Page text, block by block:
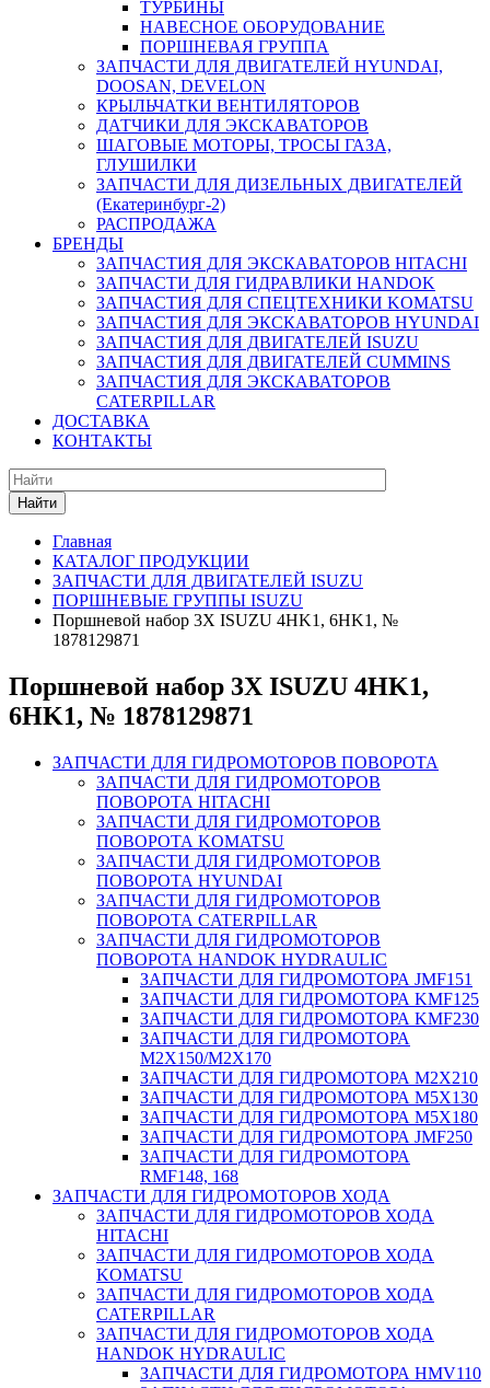
ТУРБИНЫ
НАВЕСНОЕ ОБОРУДОВАНИЕ
ПОРШНЕВАЯ ГРУППА
ЗАПЧАСТИ ДЛЯ ДВИГАТЕЛЕЙ HYUNDAI,
DOOSAN, DEVELON
КРЫЛЬЧАТКИ ВЕНТИЛЯТОРОВ
ДАТЧИКИ ДЛЯ ЭКСКАВАТОРОВ
ШАГОВЫЕ МОТОРЫ, ТРОСЫ ГАЗА,
ГЛУШИЛКИ
ЗАПЧАСТИ ДЛЯ ДИЗЕЛЬНЫХ ДВИГАТЕЛЕЙ
(Екатеринбург-2)
РАСПРОДАЖА
БРЕНДЫ
ЗАПЧАСТИЯ ДЛЯ ЭКСКАВАТОРОВ HITACHI
ЗАПЧАСТИ ДЛЯ ГИДРАВЛИКИ HANDOK
ЗАПЧАСТИЯ ДЛЯ СПЕЦТЕХНИКИ KOMATSU
ЗАПЧАСТИЯ ДЛЯ ЭКСКАВАТОРОВ HYUNDAI
ЗАПЧАСТИЯ ДЛЯ ДВИГАТЕЛЕЙ ISUZU
ЗАПЧАСТИЯ ДЛЯ ДВИГАТЕЛЕЙ CUMMINS
ЗАПЧАСТИЯ ДЛЯ ЭКСКАВАТОРОВ
CATERPILLAR
ДОСТАВКА
КОНТАКТЫ
Найти
Главная
КАТАЛОГ ПРОДУКЦИИ
ЗАПЧАСТИ ДЛЯ ДВИГАТЕЛЕЙ ISUZU
ПОРШНЕВЫЕ ГРУППЫ ISUZU
Поршневой набор 3X ISUZU 4HK1, 6HK1, №
1878129871
Поршневой набор 3X ISUZU 4HK1,
6HK1, № 1878129871
ЗАПЧАСТИ ДЛЯ ГИДРОМОТОРОВ ПОВОРОТА
ЗАПЧАСТИ ДЛЯ ГИДРОМОТОРОВ
ПОВОРОТА HITACHI
ЗАПЧАСТИ ДЛЯ ГИДРОМОТОРОВ
ПОВОРОТА KOMATSU
ЗАПЧАСТИ ДЛЯ ГИДРОМОТОРОВ
ПОВОРОТА HYUNDAI
ЗАПЧАСТИ ДЛЯ ГИДРОМОТОРОВ
ПОВОРОТА CATERPILLAR
ЗАПЧАСТИ ДЛЯ ГИДРОМОТОРОВ
ПОВОРОТА HANDOK HYDRAULIC
ЗАПЧАСТИ ДЛЯ ГИДРОМОТОРА JMF151
ЗАПЧАСТИ ДЛЯ ГИДРОМОТОРА KMF125
ЗАПЧАСТИ ДЛЯ ГИДРОМОТОРА KMF230
ЗАПЧАСТИ ДЛЯ ГИДРОМОТОРА
M2X150/M2X170
ЗАПЧАСТИ ДЛЯ ГИДРОМОТОРА M2X210
ЗАПЧАСТИ ДЛЯ ГИДРОМОТОРА M5X130
ЗАПЧАСТИ ДЛЯ ГИДРОМОТОРА M5X180
ЗАПЧАСТИ ДЛЯ ГИДРОМОТОРА JMF250
ЗАПЧАСТИ ДЛЯ ГИДРОМОТОРА
RMF148, 168
ЗАПЧАСТИ ДЛЯ ГИДРОМОТОРОВ ХОДА
ЗАПЧАСТИ ДЛЯ ГИДРОМОТОРОВ ХОДА
HITACHI
ЗАПЧАСТИ ДЛЯ ГИДРОМОТОРОВ ХОДА
KOMATSU
ЗАПЧАСТИ ДЛЯ ГИДРОМОТОРОВ ХОДА
CATERPILLAR
ЗАПЧАСТИ ДЛЯ ГИДРОМОТОРОВ ХОДА
HANDOK HYDRAULIC
ЗАПЧАСТИ ДЛЯ ГИДРОМОТОРА HMV110